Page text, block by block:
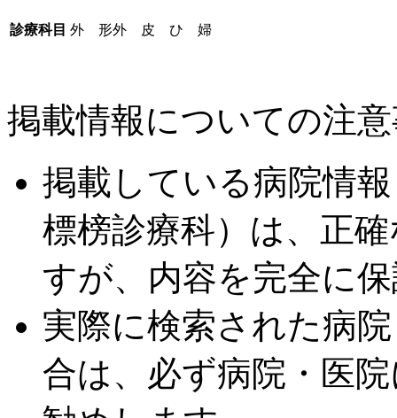
診療科目 外 形外 皮 ひ 婦
掲載情報についての注
掲載している病院情
標榜診療科）は、正
すが、内容を完全に
実際に検索された病
合は、必ず病院・医